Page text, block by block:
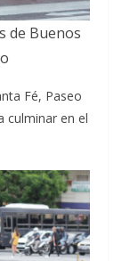
de Buenos
Fé, Paseo
culminar en el